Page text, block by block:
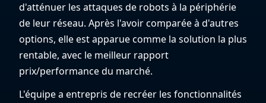
d'atténuer les attaques de robots à la périphérie
de leur réseau. Après l'avoir comparée à d'autres
options, elle est apparue comme la solution la plus
rentable, avec le meilleur rapport
prix/performance du marché.
L'équipe a entrepris de recréer les fonctionnalités